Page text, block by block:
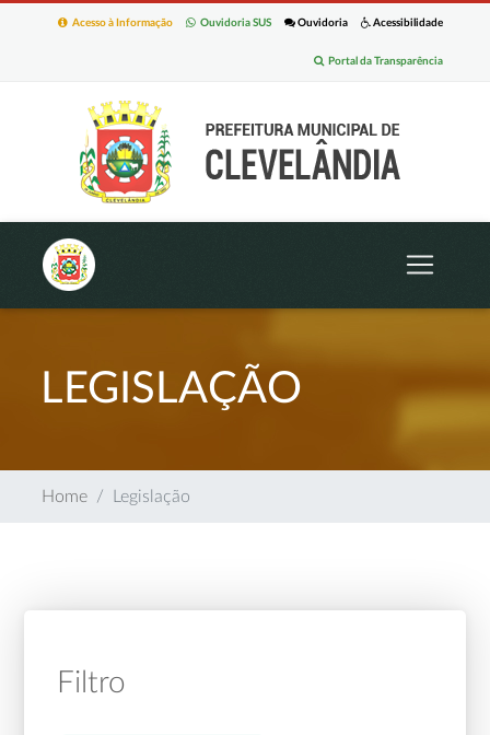
Acessibilidade
Ouvidoria
Ouvidoria SUS
Acesso à Informação
Portal da Transparência
LEGISLAÇÃO
Home Legislação
Filtro